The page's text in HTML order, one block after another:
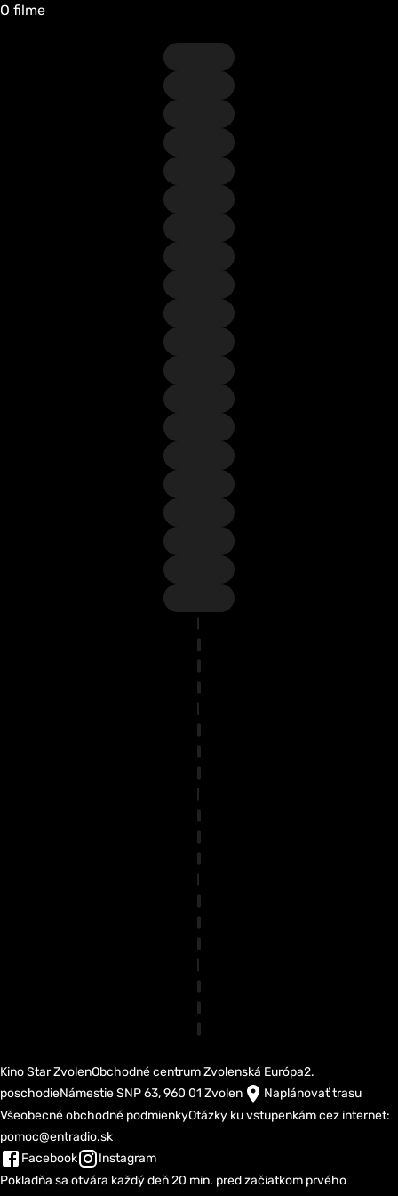
O filme
Kino Star ZvolenObchodné centrum Zvolenská Európa2.
poschodieNámestie SNP 63, 960 01 Zvolen
Naplánovať trasu
Všeobecné obchodné podmienkyOtázky ku vstupenkám cez internet:
pomoc@entradio.sk
Facebook
Instagram
Pokladňa sa otvára každý deň 20 min. pred začiatkom prvého